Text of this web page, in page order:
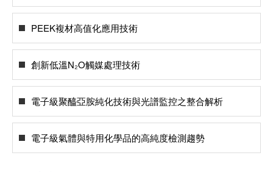
PEEK複材高值化應用技術
創新低溫N₂O觸媒處理技術
電子級聚醯亞胺純化技術與光譜監控之整合解析
電子級氣體與特用化學品的高純度檢測趨勢